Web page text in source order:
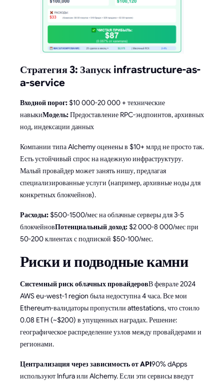
Стратегия 3: Запуск infrastructure-as-
a-service
Входной порог: $10 000-20 000 + технические
навыкиМодель:Предоставление RPC-эндпоинтов, архивных
нод, индексации данных
Компании типа Alchemy оценены в $10+ млрд не просто так.
Есть устойчивый спрос на надежную инфраструктуру.
Малый провайдер может занять нишу, предлагая
специализированные услуги (например, архивные ноды для
конкретных блокчейнов).
Расходы: $500-1500/мес на облачные серверы для 3-5
блокчейновПотенциальный доход: $2 000-8 000/мес при
50-200 клиентах с подпиской $50-100/мес.
Риски и подводные камни
Системный риск облачных провайдеровВ феврале 2024
AWS eu-west-1 region была недоступна 4 часа. Все мои
Ethereum-валидаторы пропустили attestations, что стоило
0.08 ETH (~$200) в упущенных наградах. Решение:
географическое распределение узлов между провайдерами и
регионами.
Централизация через зависимость от API90% dApps
используют Infura или Alchemy. Если эти сервисы введут